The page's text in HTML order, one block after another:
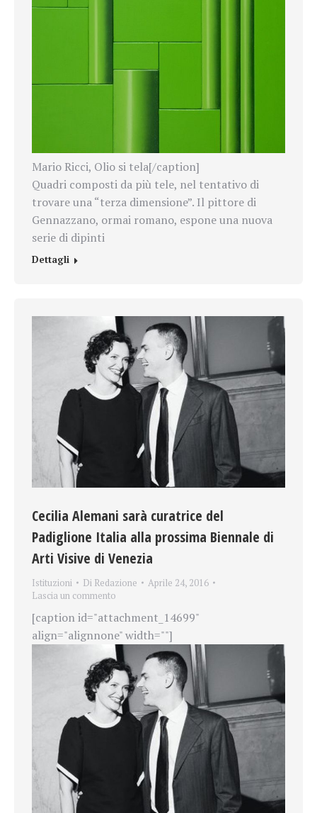
Mario Ricci, Olio si tela[/caption]
Quadri composti da più tele, nel tentativo di
trovare una “terza dimensione”. Il pittore di
Gennazzano, ormai romano, espone una nuova
serie di dipinti
Dettagli
Cecilia Alemani sarà curatrice del
Padiglione Italia alla prossima Biennale di
Arti Visive di Venezia
Istituzioni Di Redazione
Aprile 24, 2016
Lascia un commento
[caption id="attachment_14699"
align="alignnone" width=""]